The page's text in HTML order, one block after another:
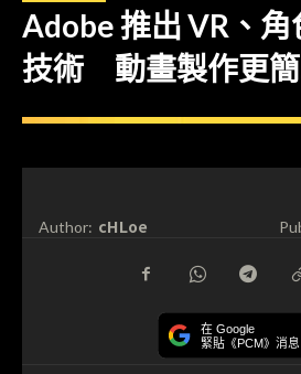
Adobe 推出 VR、
技術 動畫製作更
Author: cHLoe
在 Google
緊貼《PCM》消息